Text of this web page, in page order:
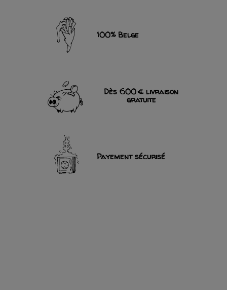
100% Belge
Dès 600 € livraison
gratuite
Payement sécurisé